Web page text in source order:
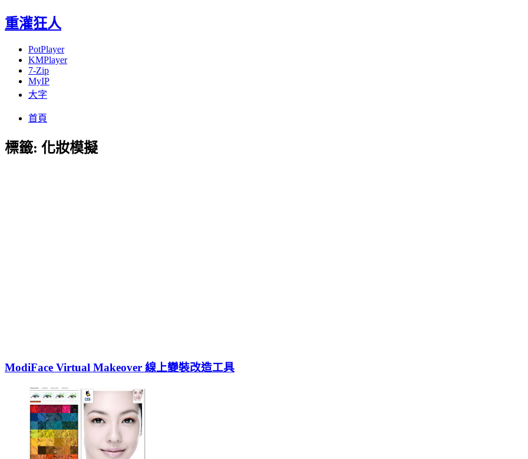
重灌狂人
PotPlayer
KMPlayer
7-Zip
MyIP
大字
首頁
標籤: 化妝模擬
ModiFace Virtual Makeover 線上變裝改造工具